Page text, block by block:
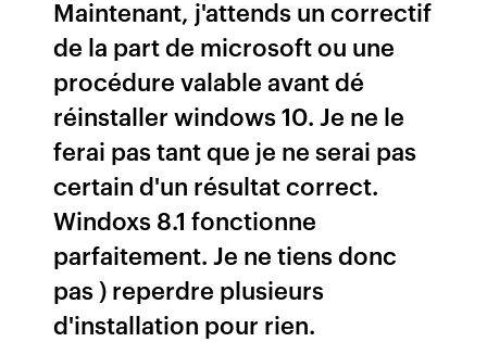
Maintenant, j'attends un correctif
de la part de microsoft ou une
procédure valable avant dé
réinstaller windows 10. Je ne le
ferai pas tant que je ne serai pas
certain d'un résultat correct.
Windoxs 8.1 fonctionne
parfaitement. Je ne tiens donc
pas ) reperdre plusieurs
d'installation pour rien.